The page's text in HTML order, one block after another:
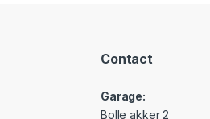
Contact
Garage:
Bolle akker 2